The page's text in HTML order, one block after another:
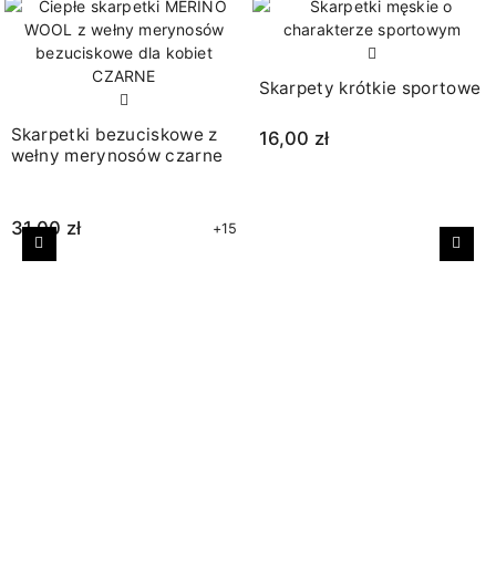
Skarpetki bezuciskowe z
wełny merynosów czarne
31,00 zł +15
Skarpety krótkie sportowe
16,00 zł
Poprzedni